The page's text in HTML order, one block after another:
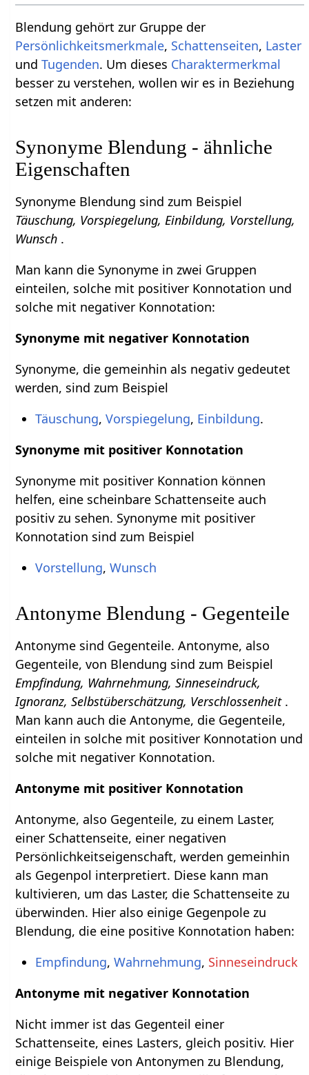
Blendung gehört zur Gruppe der
Persönlichkeitsmerkmale, Schattenseiten, Laster
undTugenden. Um dieses Charaktermerkmal
besser zu verstehen, wollen wir es in Beziehung
setzen mit anderen:
Synonyme Blendung - ähnliche
Eigenschaften
Synonyme Blendung sind zum Beispiel
Täuschung, Vorspiegelung, Einbildung, Vorstellung,
Wunsch .
Man kann die Synonyme in zwei Gruppen
einteilen, solche mit positiver Konnotation und
solche mit negativer Konnotation:
Synonyme mit negativer Konnotation
Synonyme, die gemeinhin als negativ gedeutet
werden, sind zum Beispiel
Täuschung, Vorspiegelung, Einbildung.
Synonyme mit positiver Konnotation
Synonyme mit positiver Konnation können
helfen, eine scheinbare Schattenseite auch
positiv zu sehen. Synonyme mit positiver
Konnotation sind zum Beispiel
Vorstellung, Wunsch
Antonyme Blendung - Gegenteile
Antonyme sind Gegenteile. Antonyme, also
Gegenteile, von Blendung sind zum Beispiel
Empfindung, Wahrnehmung, Sinneseindruck,
Ignoranz, Selbstüberschätzung, Verschlossenheit .
Man kann auch die Antonyme, die Gegenteile,
einteilen in solche mit positiver Konnotation und
solche mit negativer Konnotation.
Antonyme mit positiver Konnotation
Antonyme, also Gegenteile, zu einem Laster,
einer Schattenseite, einer negativen
Persönlichkeitseigenschaft, werden gemeinhin
als Gegenpol interpretiert. Diese kann man
kultivieren, um das Laster, die Schattenseite zu
überwinden. Hier also einige Gegenpole zu
Blendung, die eine positive Konnotation haben:
Empfindung, Wahrnehmung, Sinneseindruck
Antonyme mit negativer Konnotation
Nicht immer ist das Gegenteil einer
Schattenseite, eines Lasters, gleich positiv. Hier
einige Beispiele von Antonymen zu Blendung,